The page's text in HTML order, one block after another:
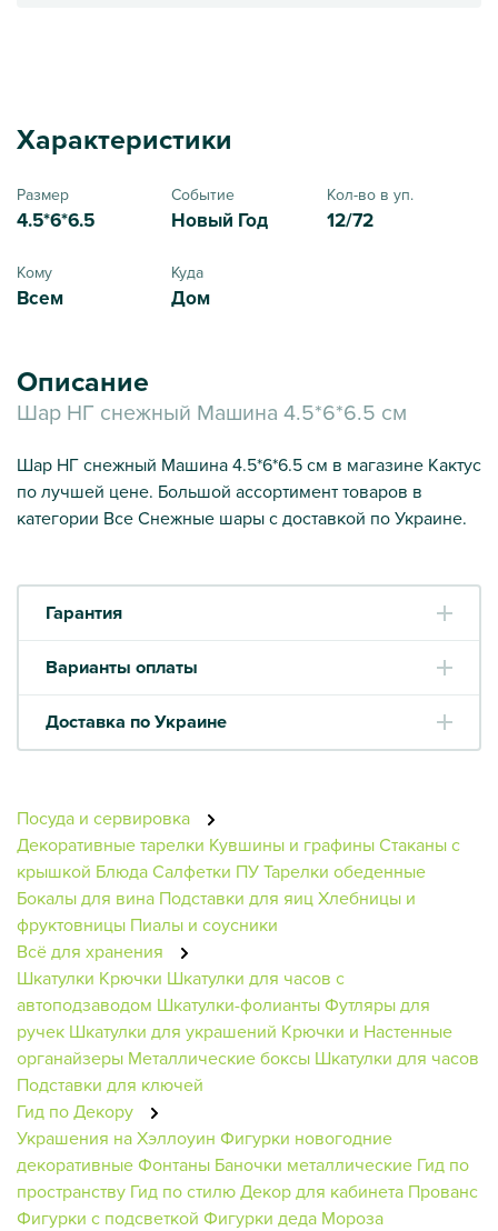
Характеристики
Размер
4.5*6*6.5
Событие
Новый Год
Кол-во в уп.
12/72
Кому
Всем
Куда
Дом
Описание
Шар НГ снежный Машина 4.5*6*6.5 см
Шар НГ снежный Машина 4.5*6*6.5 см в магазине Кактус
по лучшей цене. Большой ассортимент товаров в
категории Все Снежные шары с доставкой по Украине.
Гарантия
Варианты оплаты
Доставка по Украине
Посуда и сервировка
Декоративные тарелки Кувшины и графиныСтаканы с
крышкой БлюдаСалфетки ПУТарелки обеденные
Бокалы для вина Подставки для яицХлебницы и
фруктовницы Пиалы и соусники
Всё для хранения
Шкатулки Крючки Шкатулки для часов с
автоподзаводом Шкатулки-фолиантыФутляры для
ручек Шкатулки для украшений Крючки и Настенные
органайзеры Металлические боксы Шкатулки для часов
Подставки для ключей
Гид по Декору
Украшения на Хэллоуин Фигурки новогодние
декоративныеФонтаны Баночки металлические Гид по
пространству Гид по стилюДекор для кабинета Прованс
Фигурки с подсветкой Фигурки деда Мороза